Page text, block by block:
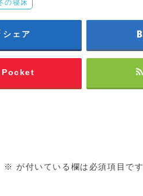
の寝床
シェア
Pocket
※ が付いている欄は必須項目です